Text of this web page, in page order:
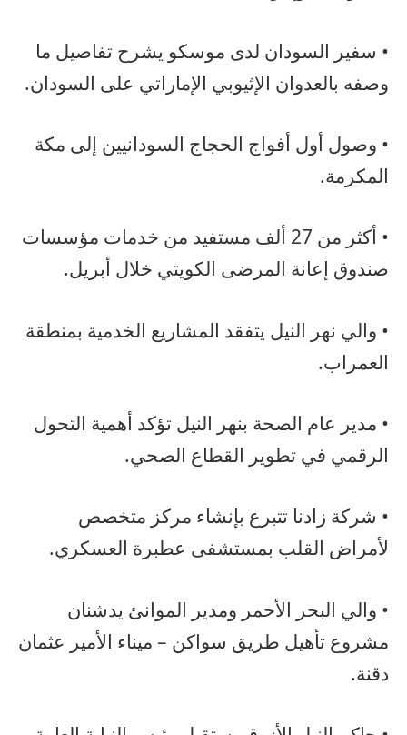
• سفير السودان لدى موسكو يشرح تفاصيل ما
وصفه بالعدوان الإثيوبي الإماراتي على السودان.
• وصول أول أفواج الحجاج السودانيين إلى مكة
المكرمة.
• أكثر من 27 ألف مستفيد من خدمات مؤسسات
صندوق إعانة المرضى الكويتي خلال أبريل.
• والي نهر النيل يتفقد المشاريع الخدمية بمنطقة
العمراب.
• مدير عام الصحة بنهر النيل تؤكد أهمية التحول
الرقمي في تطوير القطاع الصحي.
• شركة زادنا تتبرع بإنشاء مركز متخصص
لأمراض القلب بمستشفى عطبرة العسكري.
• والي البحر الأحمر ومدير الموانئ يدشنان
مشروع تأهيل طريق سواكن – ميناء الأمير عثمان
دقنة.